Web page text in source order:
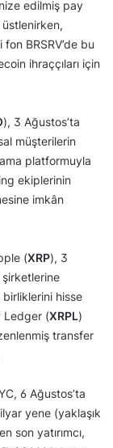
edilmiş pay
üstlenirken,
BRSRV’de bu
ihraççıları için
), 3 Ağustos’ta
müşterilerin
platformuyla
ekiplerinin
imkân
(XRP), 3
birliklerini hisse
Ledger (XRPL)
transfer
6 Ağustos’ta
yene (yaklaşık
son yatırımcı,